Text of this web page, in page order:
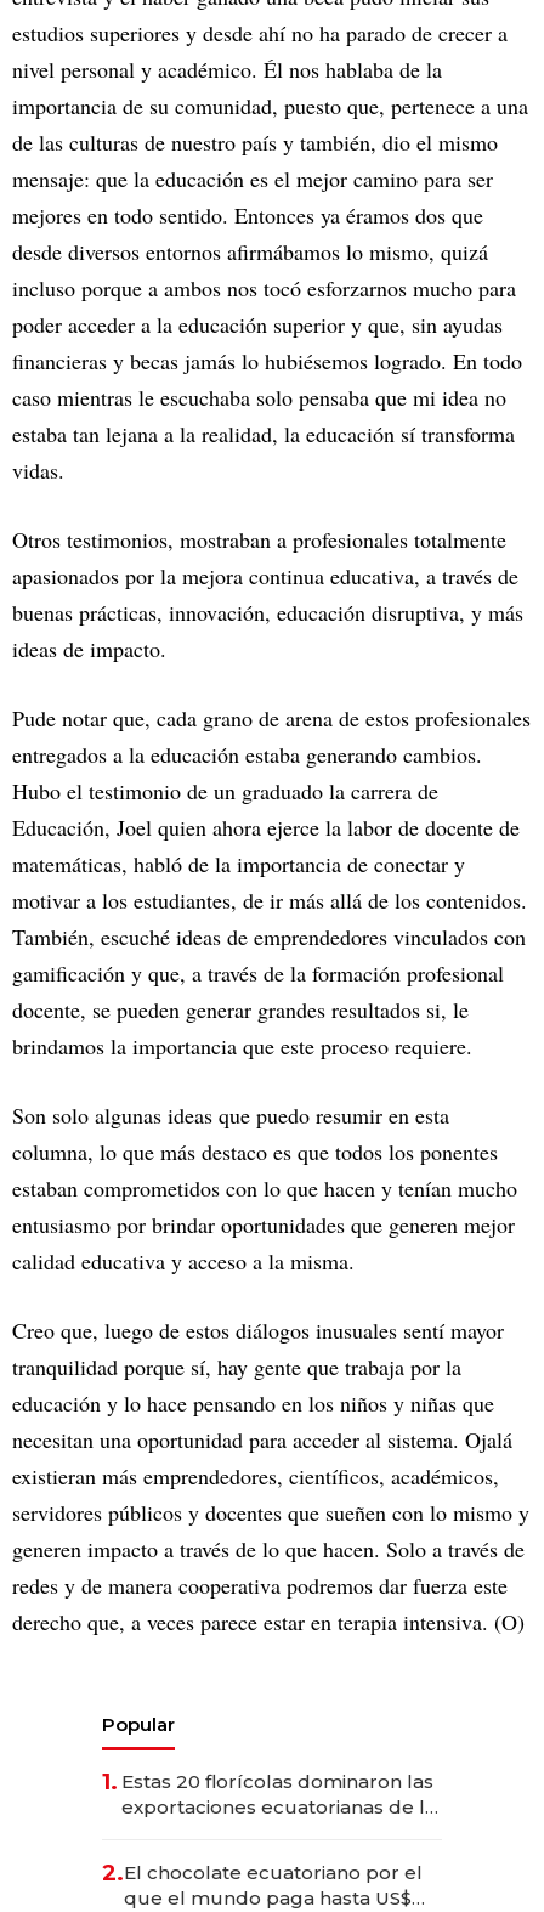
estudios superiores y desde ahí no ha parado de crecer a
nivel personal y académico. Él nos hablaba de la
importancia de su comunidad, puesto que, pertenece a una
de las culturas de nuestro país y también, dio el mismo
mensaje: que la educación es el mejor camino para ser
mejores en todo sentido. Entonces ya éramos dos que
desde diversos entornos afirmábamos lo mismo, quizá
incluso porque a ambos nos tocó esforzarnos mucho para
poder acceder a la educación superior y que, sin ayudas
financieras y becas jamás lo hubiésemos logrado. En todo
caso mientras le escuchaba solo pensaba que mi idea no
estaba tan lejana a la realidad, la educación sí transforma
vidas.
Otros testimonios, mostraban a profesionales totalmente
apasionados por la mejora continua educativa, a través de
buenas prácticas, innovación, educación disruptiva, y más
ideas de impacto.
Pude notar que, cada grano de arena de estos profesionales
entregados a la educación estaba generando cambios.
Hubo el testimonio de un graduado la carrera de
Educación, Joel quien ahora ejerce la labor de docente de
matemáticas, habló de la importancia de conectar y
motivar a los estudiantes, de ir más allá de los contenidos.
También, escuché ideas de emprendedores vinculados con
gamificación y que, a través de la formación profesional
docente, se pueden generar grandes resultados si, le
brindamos la importancia que este proceso requiere.
Son solo algunas ideas que puedo resumir en esta
columna, lo que más destaco es que todos los ponentes
estaban comprometidos con lo que hacen y tenían mucho
entusiasmo por brindar oportunidades que generen mejor
calidad educativa y acceso a la misma.
Creo que, luego de estos diálogos inusuales sentí mayor
tranquilidad porque sí, hay gente que trabaja por la
educación y lo hace pensando en los niños y niñas que
necesitan una oportunidad para acceder al sistema. Ojalá
existieran más emprendedores, científicos, académicos,
servidores públicos y docentes que sueñen con lo mismo y
generen impacto a través de lo que hacen. Solo a través de
redes y de manera cooperativa podremos dar fuerza este
derecho que, a veces parece estar en terapia intensiva. (O)
Popular
1. Estas 20 florícolas dominaron las
exportaciones ecuatorianas de la
2.El chocolate ecuatoriano por el
que el mundo paga hasta US$